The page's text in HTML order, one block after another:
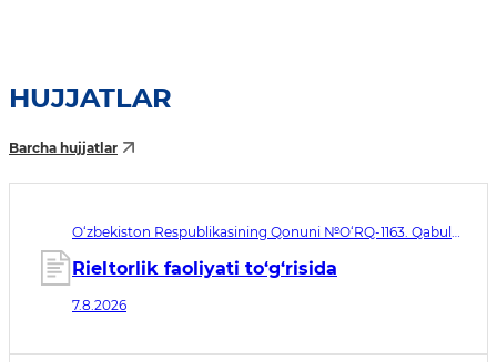
HUJJATLAR
Barcha hujjatlar
O‘zbekiston Respublikasining Qonuni №O‘RQ-1163. Qabul
Rieltorlik faoliyati to‘g‘risida
7.8.2026